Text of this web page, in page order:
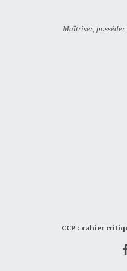
Maïtriser,
CCP : cahier